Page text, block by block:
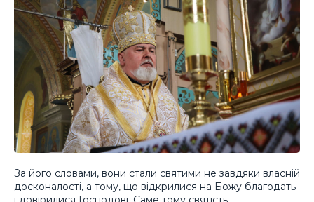
За його словами, вони стали святими не завдяки власній
досконалості, а тому, що відкрилися на Божу благодать